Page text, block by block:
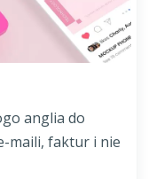
anglia do
maili, faktur i nie